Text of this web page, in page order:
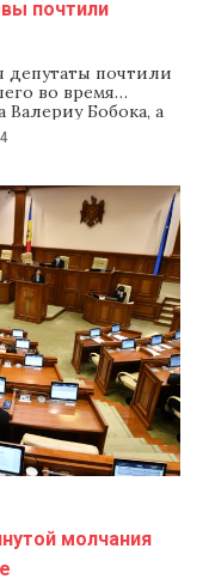
почтили
депутаты почтили
во время
Валериу Бобока, а
еврейского
и во время
молчания